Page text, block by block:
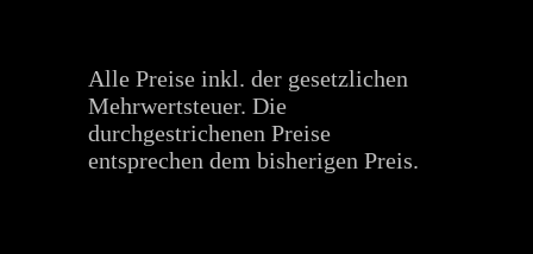
Alle Preise inkl. der gesetzlichen
Mehrwertsteuer. Die
durchgestrichenen Preise
entsprechen dem bisherigen Preis.